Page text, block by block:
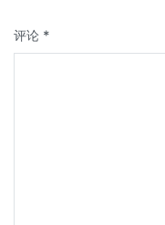
评论 *